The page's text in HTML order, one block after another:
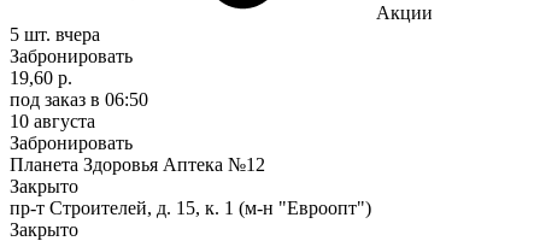
Акции
5 шт. вчера
Забронировать
19,60 р.
под заказ в 06:50
10 августа
Забронировать
Планета Здоровья Аптека №12
Закрыто
пр-т Строителей, д. 15, к. 1 (м-н "Евроопт")
Закрыто